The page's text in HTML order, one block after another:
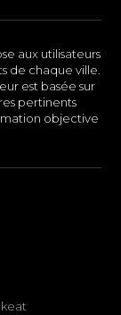
aux utilisateurs
de chaque ville.
est basée sur
pertinents
objective